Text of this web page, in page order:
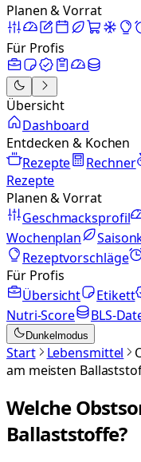
Planen & Vorrat
Für Profis
Übersicht
Dashboard
Entdecken & Kochen
Rezepte
Rechner
Rezepte
Planen & Vorrat
Geschmacksprofil
Wochenplan
Rezeptvorschläge
Für Profis
Übersicht
Etikett
Nutri-Score
BLS-
Dunkelmodus
Start Lebensmittel
am meisten
Welche
Ballaststoffe?